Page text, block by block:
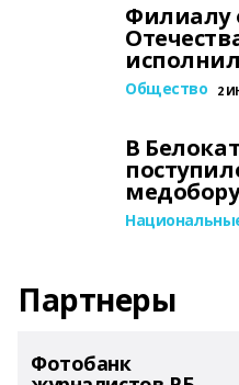
Филиалу
Общество 2
В
Партнеры
Фотобанк